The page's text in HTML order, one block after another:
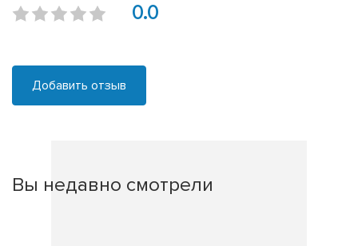
0.0
Добавить отзыв
Вы недавно смотрели